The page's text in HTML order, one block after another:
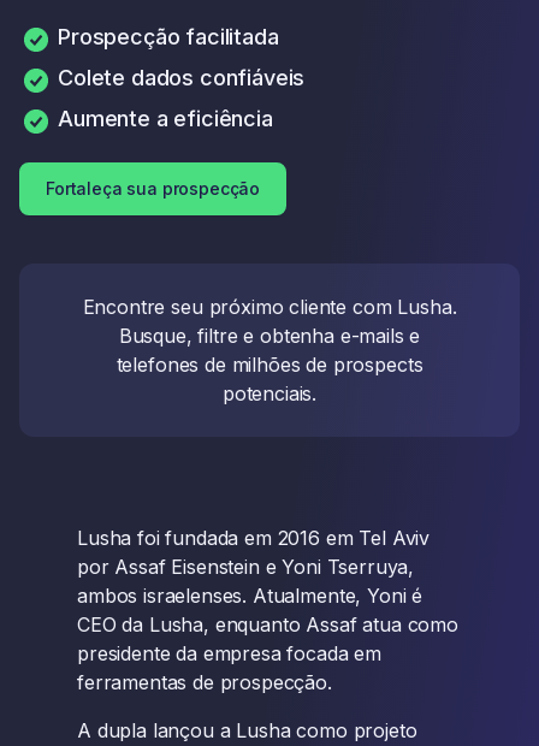
Prospecção facilitada
Colete dados confiáveis
Aumente a eficiência
Fortaleça sua prospecção
Encontre seu próximo cliente com Lusha.
Busque, filtre e obtenha e-mails e
telefones de milhões de prospects
potenciais.
Lusha foi fundada em 2016 em Tel Aviv
por Assaf Eisenstein e Yoni Tserruya,
ambos israelenses. Atualmente, Yoni é
CEO da Lusha, enquanto Assaf atua como
presidente da empresa focada em
ferramentas de prospecção.
A dupla lançou a Lusha como projeto